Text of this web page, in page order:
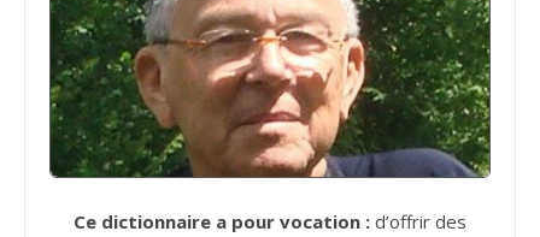
Ce dictionnaire a pour vocation : d’offrir des